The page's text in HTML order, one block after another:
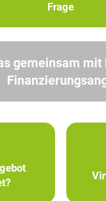
Frage
gemeinsam